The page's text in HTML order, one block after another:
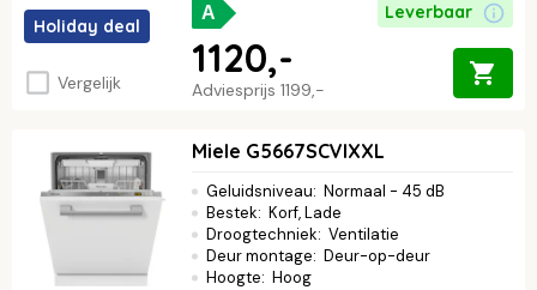
Holiday deal
Vergelijk
A Leverbaar
Adviesprijs 1199,-
1120,-
Miele G5667SCVIXXL
Geluidsniveau: Normaal - 45 dB
Bestek: Korf, Lade
Droogtechniek: Ventilatie
Deur montage: Deur-op-deur
Hoogte: Hoog